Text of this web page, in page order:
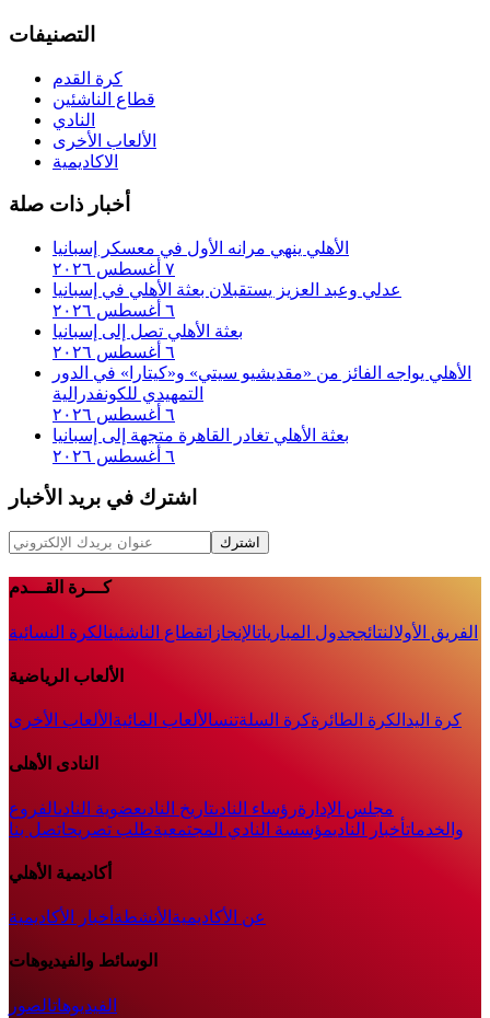
التصنيفات
كرة القدم
قطاع الناشئين
النادي
الألعاب الأخرى
الاكاديمية
أخبار ذات صلة
الأهلي ينهي مرانه الأول في معسكر إسبانيا
٧ أغسطس ٢٠٢٦
عدلي وعبد العزيز يستقبلان بعثة الأهلي في إسبانيا
٦ أغسطس ٢٠٢٦
بعثة الأهلي تصل إلى إسبانيا
٦ أغسطس ٢٠٢٦
الأهلي يواجه الفائز من «مقديشيو سيتي» و«كيتارا» في الدور
التمهيدي للكونفدرالية
٦ أغسطس ٢٠٢٦
بعثة الأهلي تغادر القاهرة متجهة إلى إسبانيا
٦ أغسطس ٢٠٢٦
اشترك في بريد الأخبار
اشترك
كـــرة القـــدم
الفريق الأولالنتائججدول المبارياتالإنجازاتقطاع الناشئينالكرة النسائية
الألعاب الرياضية
كرة اليد الكرة الطائرةكرة السلةتنسالألعاب المائية الألعاب الأخرى
النادى الأهلى
مجلس الإدارةرؤساء النادىتاريخ النادىعضوية النادىالفروع
والخدماتأخبار الناديمؤسسة النادي المجتمعيةطلب تصريحاتصل بنا
أكاديمية الأهلي
عن الأكاديمية الأنشطة أخبار الأكاديمية
الوسائط والفيديوهات
الفيديوهاتالصور